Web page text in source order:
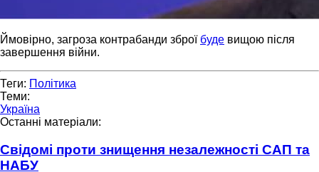
Ймовірно, загроза контрабанди зброї буде вищою після
завершення війни.
Теги: Політика
Теми:
Україна
Останні матеріали:
Свідомі проти знищення незалежності САП та
НАБУ